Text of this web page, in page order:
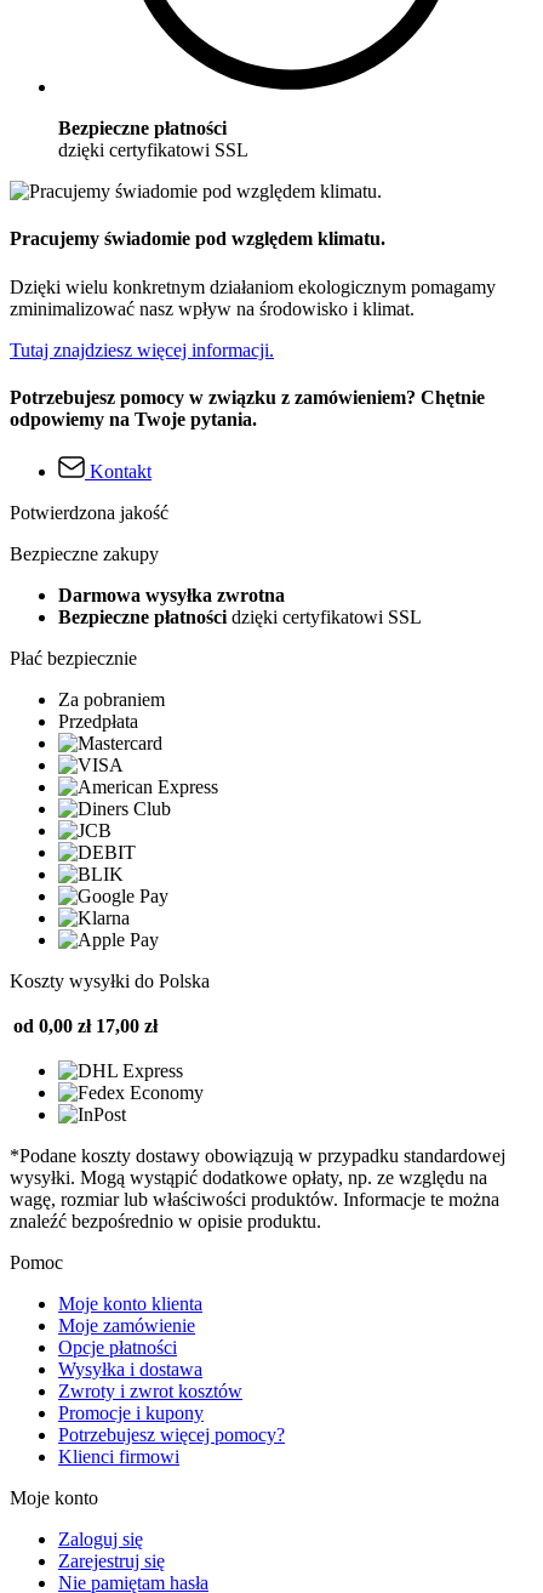
Bezpieczne płatności
dzięki certyfikatowi SSL
Pracujemy świadomie pod względem klimatu.
Dzięki wielu konkretnym działaniom ekologicznym pomagamy
zminimalizować nasz wpływ na środowisko i klimat.
Tutaj znajdziesz więcej informacji.
Potrzebujesz pomocy w związku z zamówieniem? Chętnie
odpowiemy na Twoje pytania.
Kontakt
Potwierdzona jakość
Bezpieczne zakupy
Darmowa wysyłka zwrotna
Bezpieczne płatności dzięki certyfikatowi SSL
Płać bezpiecznie
Za pobraniem
Przedpłata
Koszty wysyłki do Polska
od 0,00 zł 17,00 zł
*Podane koszty dostawy obowiązują w przypadku standardowej
wysyłki. Mogą wystąpić dodatkowe opłaty, np. ze względu na
wagę, rozmiar lub właściwości produktów. Informacje te można
znaleźć bezpośrednio w opisie produktu.
Pomoc
Moje konto klienta
Moje zamówienie
Opcje płatności
Wysyłka i dostawa
Zwroty i zwrot kosztów
Promocje i kupony
Potrzebujesz więcej pomocy?
Klienci firmowi
Moje konto
Zaloguj się
Zarejestruj się
Nie pamiętam hasła